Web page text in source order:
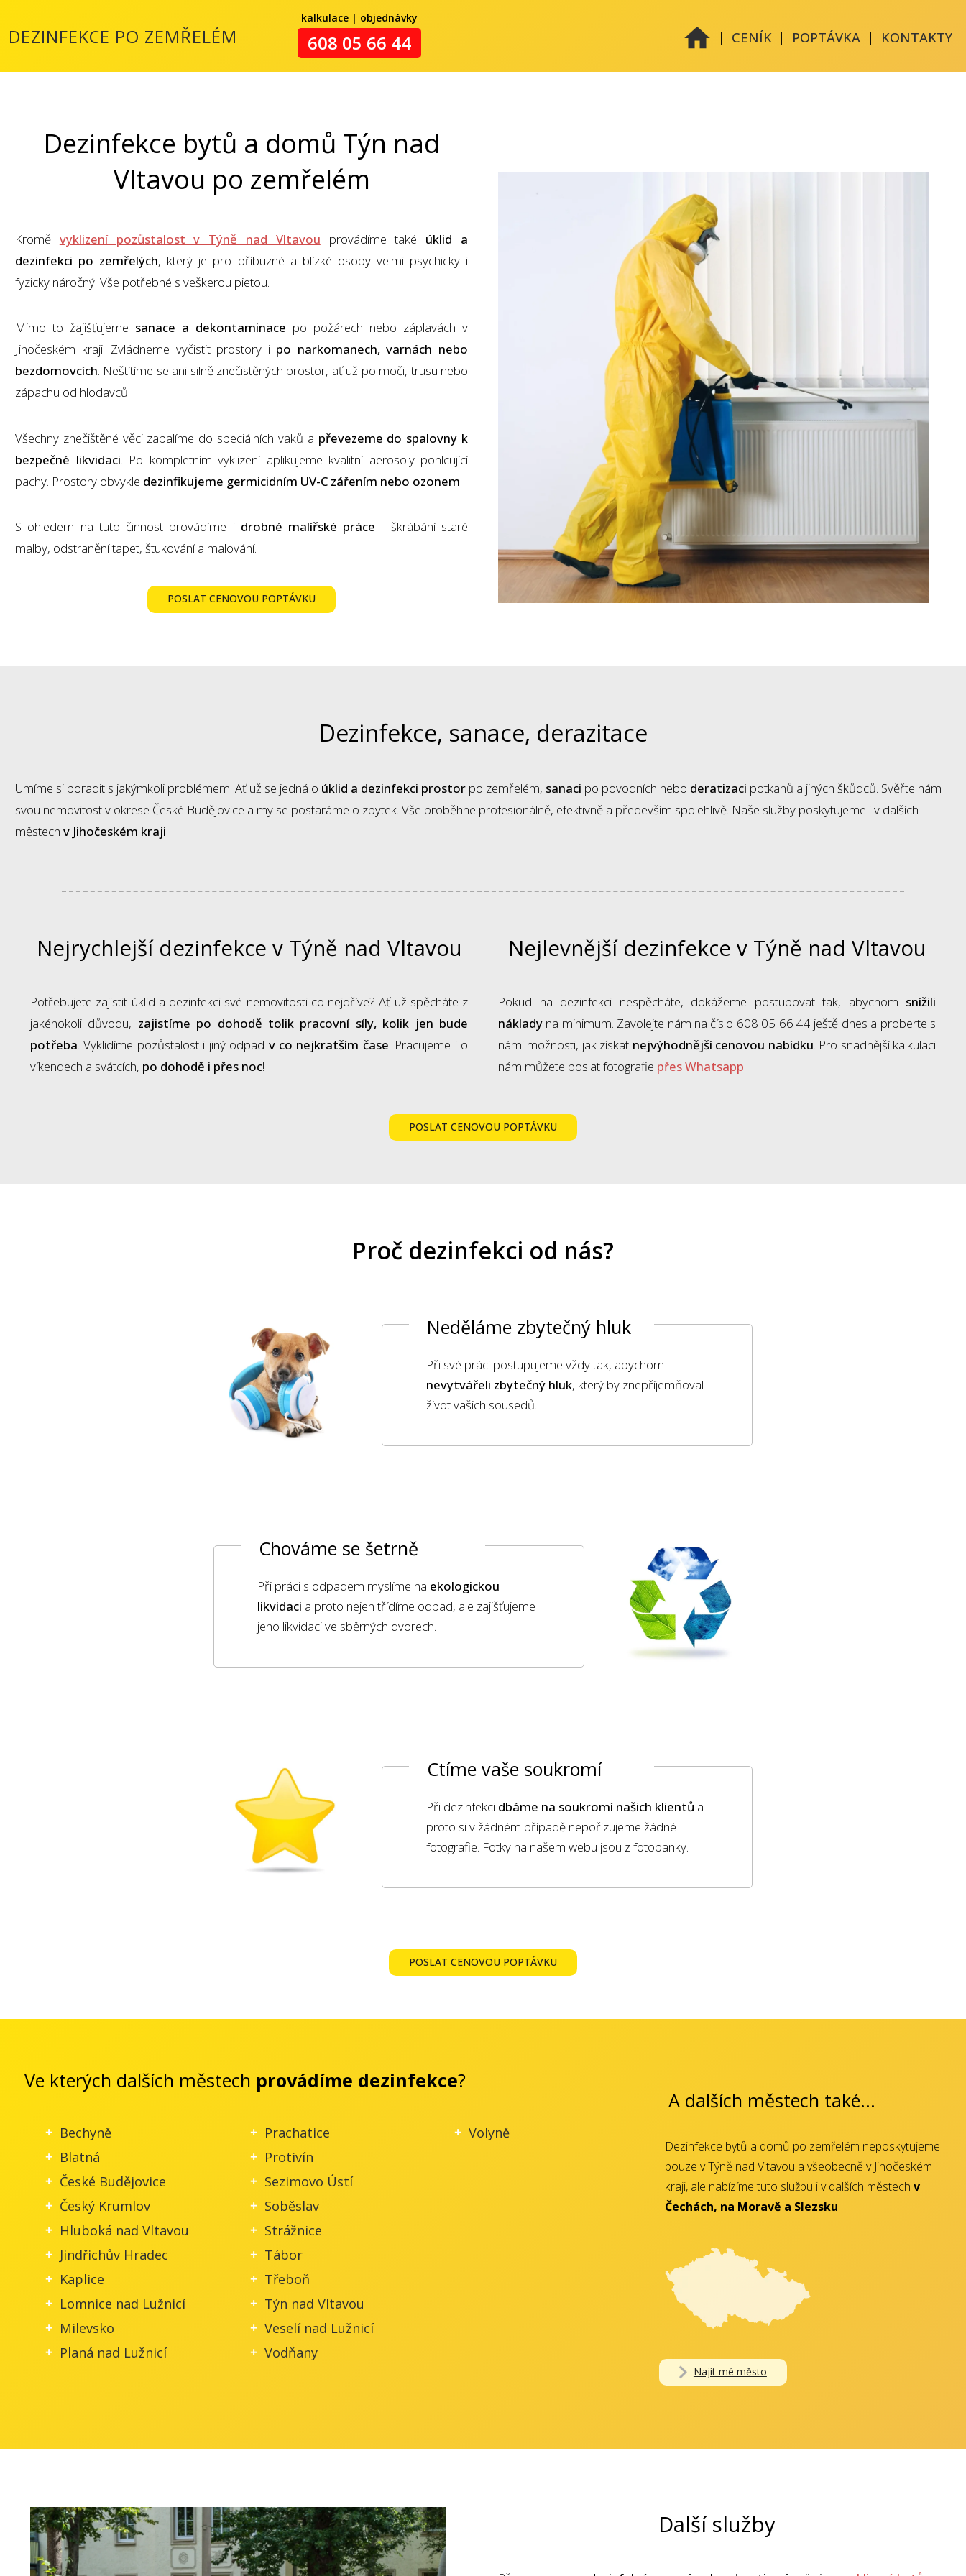
DEZINFEKCE PO ZEMŘELÉM
kalkulace | objednávky
608 05 66 44 | CENÍK | POPTÁVKA | KONTAKTY
Dezinfekce bytů a domů Týn nad
Vltavou po zemřelém
Kromě vyklizení pozůstalost v Týně nad Vltavou provádíme také úklid a
dezinfekci po zemřelých, který je pro příbuzné a blízké osoby velmi psychicky i
fyzicky náročný. Vše potřebné s veškerou pietou.
Mimo to žajišťujeme sanace a dekontaminace po požárech nebo záplavách v
Jihočeském kraji. Zvládneme vyčistit prostory i po narkomanech, varnách nebo
bezdomovcích. Neštítíme se ani silně znečistěných prostor, ať už po moči, trusu nebo
zápachu od hlodavců.
Všechny znečištěné věci zabalíme do speciálních vaků a převezeme do spalovny k
bezpečné likvidaci. Po kompletním vyklizení aplikujeme kvalitní aerosoly pohlcující
pachy. Prostory obvykle dezinfikujeme germicidním UV-C zářením nebo ozonem.
S ohledem na tuto činnost provádíme i drobné malířské práce - škrábání staré
malby, odstranění tapet, štukování a malování.
POSLAT CENOVOU POPTÁVKU
Dezinfekce, sanace, derazitace
Umíme si poradit s jakýmkoli problémem. Ať už se jedná o úklid a dezinfekci prostor po zemřelém, sanaci po povodních nebo deratizaci potkanů a jiných škůdců. Svěřte nám
svou nemovitost v okrese České Budějovice a my se postaráme o zbytek. Vše proběhne profesionálně, efektivně a především spolehlivě. Naše služby poskytujeme i v dalších
městech v Jihočeském kraji.
Nejrychlejší dezinfekce v Týně nad Vltavou
Potřebujete zajistit úklid a dezinfekci své nemovitosti co nejdříve? Ať už spěcháte z
jakéhokoli důvodu, zajistíme po dohodě tolik pracovní síly, kolik jen bude
potřeba . Vyklidíme pozůstalost i jiný odpad v co nejkratším čase . Pracujeme i o
víkendech a svátcích, po dohodě i přes noc!
Nejlevnější dezinfekce v Týně nad Vltavou
Pokud na dezinfekci nespěcháte, dokážeme postupovat tak, abychom snížili
náklady na minimum. Zavolejte nám na číslo 608 05 66 44 ještě dnes a proberte s
námi možnosti, jak získat nejvýhodnější cenovou nabídku . Pro snadnější kalkulaci
nám můžete poslat fotografie přes Whatsapp
POSLAT CENOVOU POPTÁVKU
Proč dezinfekci od nás?
Neděláme zbytečný hluk
Při své práci postupujeme vždy tak, abychom
nevytvářeli zbytečný hluk, který by znepříjemňoval
život vašich sousedů.
Chováme se šetrně
Při práci s odpadem myslíme na ekologickou
likvidaci a proto nejen třídíme odpad, ale zajišťujeme
jeho likvidaci ve sběrných dvorech.
Ctíme vaše soukromí
Při dezinfekci dbáme na soukromí našich klientů a
proto si v žádném případě nepořizujeme žádné
fotografie. Fotky na našem webu jsou z fotobanky.
POSLAT CENOVOU POPTÁVKU
Ve kterých dalších městech provádíme dezinfekce?
Bechyně
Blatná
České Budějovice
Český Krumlov
Hluboká nad Vltavou
Jindřichův Hradec
Kaplice
Lomnice nad Lužnicí
Milevsko
Planá nad Lužnicí
Prachatice
Protivín
Sezimovo Ústí
Soběslav
Strážnice
Tábor
Třeboň
Týn nad Vltavou
Veselí nad Lužnicí
Vodňany
Volyně
A dalších městech také...
Dezinfekce bytů a domů po zemřelém neposkytujeme
pouze v Týně nad Vltavou a všeobecně v Jihočeském
kraji, ale nabízíme tuto službu i v dalších městech v
Čechách, na Moravě a Slezsku.
Najít mé město
Další služby